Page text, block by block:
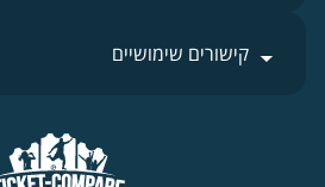
קישורים שימושיים